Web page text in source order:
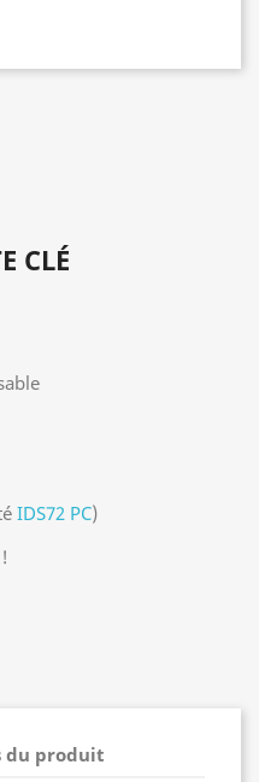
CLÉ
IDS72 PC)
du produit